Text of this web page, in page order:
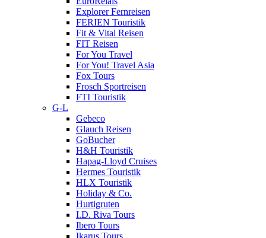
Explorer Fernreisen
FERIEN Touristik
Fit & Vital Reisen
FIT Reisen
For You Travel
For You! Travel Asia
Fox Tours
Frosch Sportreisen
FTI Touristik
G-L
Gebeco
Glauch Reisen
GoBucher
H&H Touristik
Hapag-Lloyd Cruises
Hermes Touristik
HLX Touristik
Holiday & Co.
Hurtigruten
I.D. Riva Tours
Ibero Tours
Ikarus Tours